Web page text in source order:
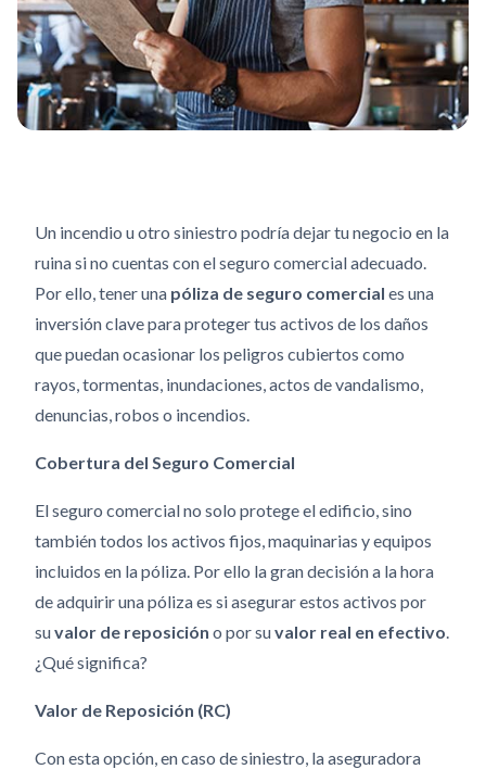
Un incendio u otro siniestro podría dejar tu negocio en la
ruina si no cuentas con el seguro comercial adecuado.
Por ello, tener una póliza de seguro comercial es una
inversión clave para proteger tus activos de los daños
que puedan ocasionar los peligros cubiertos como
rayos, tormentas, inundaciones, actos de vandalismo,
denuncias, robos o incendios.
Cobertura del Seguro Comercial
El seguro comercial no solo protege el edificio, sino
también todos los activos fijos, maquinarias y equipos
incluidos en la póliza. Por ello la gran decisión a la hora
de adquirir una póliza es si asegurar estos activos por
suvalor de reposición o por suvalor real en efectivo.
¿Qué significa?
Valor de Reposición (RC)
Con esta opción, en caso de siniestro, la aseguradora